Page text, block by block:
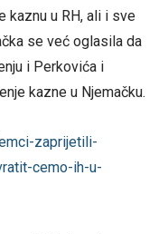
kaznu u RH, ali i sve
se već oglasila da
i Perkovića i
kazne u Njemačku.
zaprijetili-
cemo-ih-u-